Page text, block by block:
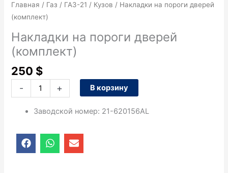
Главная / Газ / ГАЗ-21 / Кузов / Накладки на пороги дверей
(комплект)
Накладки на пороги дверей
(комплект)
250 $
-
на
пороги
дверей
(комплект)
+ В корзину
Заводской номер: 21-620156AL
F
a
c
W
h
a
E
n
v